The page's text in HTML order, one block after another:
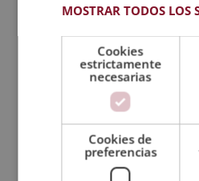
Prefijo teléfono país(*)
MOSTRAR TODOS LOS
Cookies
estrictamente
necesarias
Cookies de
preferencias